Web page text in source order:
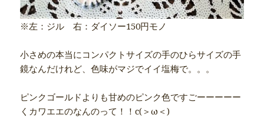
※左：ジル 右：ダイソー150円モノ
小さめの本当にコンパクトサイズの手のひらサイズの手
鏡なんだけれど、色味がマジでイイ塩梅で。。。
ピンクゴールドよりも甘めのピンク色ですごーーーーー
くカワエエのなんのって！！c(＞ω＜)ゞ